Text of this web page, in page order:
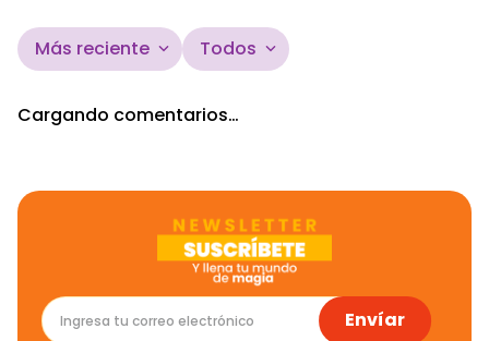
Más reciente Todos
Cargando comentarios…
Envíar